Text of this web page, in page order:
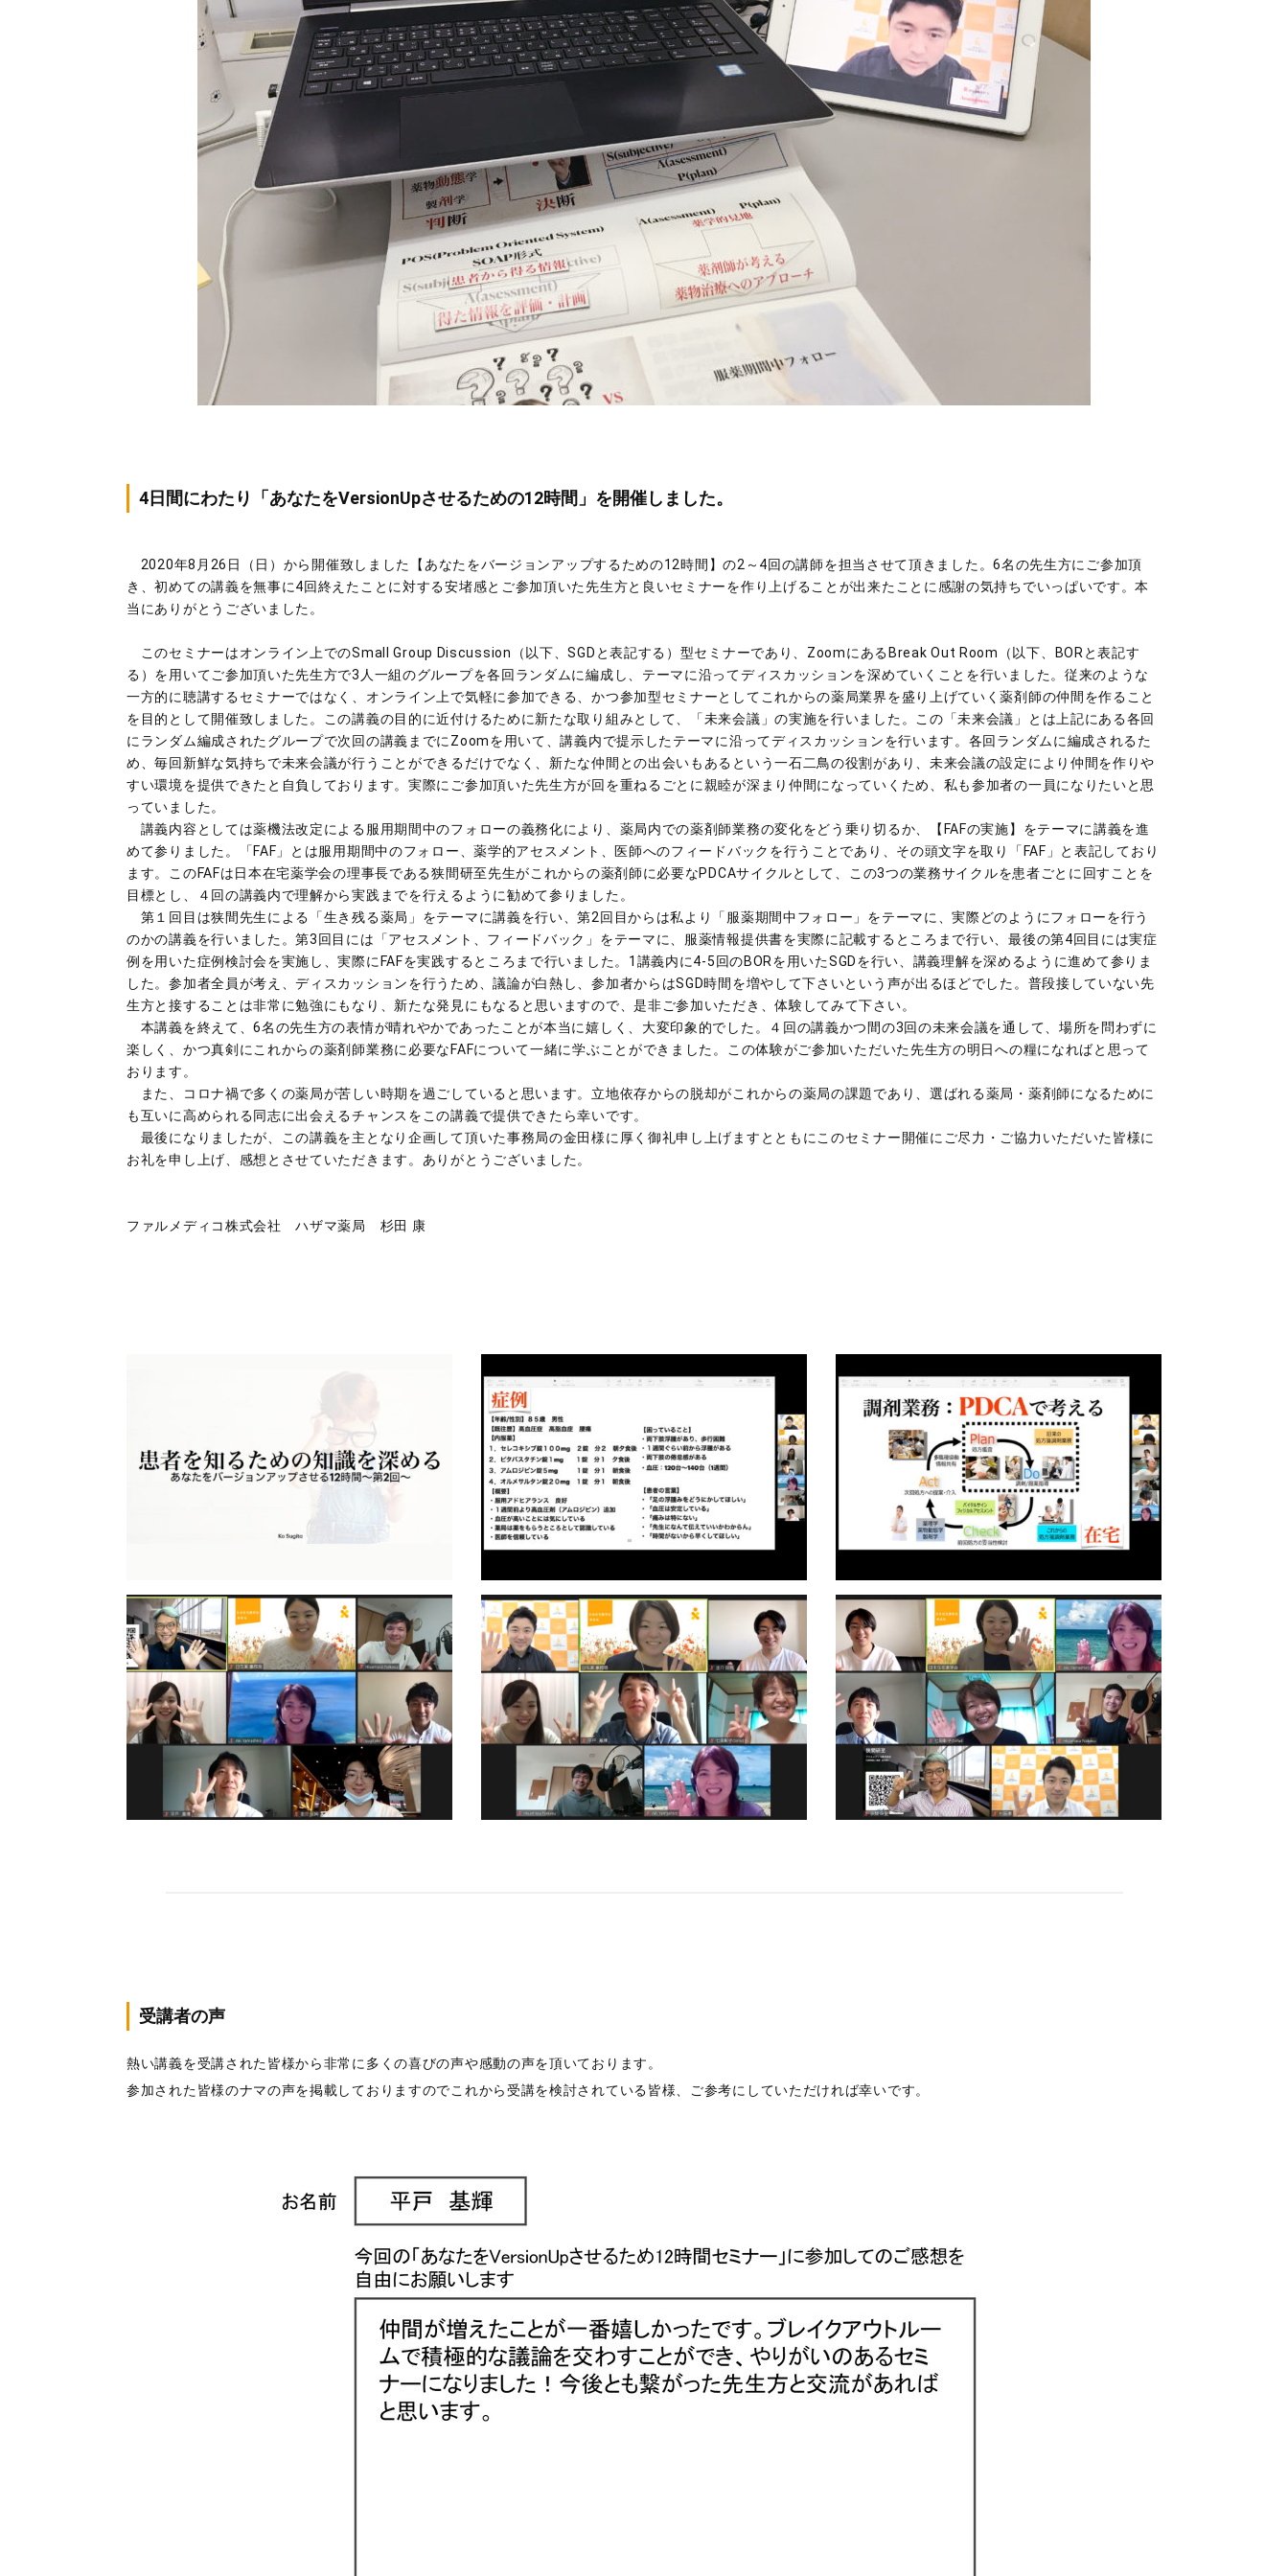
4日間にわたり「あなたをVersionUpさせるための12時間」を開催しました。
2020年8月26日（日）から開催致しました【あなたをバージョンアップするための12時間】の2～4回の講師を担当させて頂きました。6名の先生方にご参加頂
き、初めての講義を無事に4回終えたことに対する安堵感とご参加頂いた先生方と良いセミナーを作り上げることが出来たことに感謝の気持ちでいっぱいです。本
当にありがとうございました。
このセミナーはオンライン上でのSmall Group Discussion（以下、SGDと表記する）型セミナーであり、ZoomにあるBreak Out Room（以下、BORと表記す
る）を用いてご参加頂いた先生方で3人一組のグループを各回ランダムに編成し、テーマに沿ってディスカッションを深めていくことを行いました。従来のような
一方的に聴講するセミナーではなく、オンライン上で気軽に参加できる、かつ参加型セミナーとしてこれからの薬局業界を盛り上げていく薬剤師の仲間を作ること
を目的として開催致しました。この講義の目的に近付けるために新たな取り組みとして、「未来会議」の実施を行いました。この「未来会議」とは上記にある各回
にランダム編成されたグループで次回の講義までにZoomを用いて、講義内で提示したテーマに沿ってディスカッションを行います。各回ランダムに編成されるた
め、毎回新鮮な気持ちで未来会議が行うことができるだけでなく、新たな仲間との出会いもあるという一石二鳥の役割があり、未来会議の設定により仲間を作りや
すい環境を提供できたと自負しております。実際にご参加頂いた先生方が回を重ねるごとに親睦が深まり仲間になっていくため、私も参加者の一員になりたいと思
っていました。
講義内容としては薬機法改定による服用期間中のフォローの義務化により、薬局内での薬剤師業務の変化をどう乗り切るか、【FAFの実施】をテーマに講義を進
めて参りました。「FAF」とは服用期間中のフォロー、薬学的アセスメント、医師へのフィードバックを行うことであり、その頭文字を取り「FAF」と表記しており
ます。このFAFは日本在宅薬学会の理事長である狭間研至先生がこれからの薬剤師に必要なPDCAサイクルとして、この3つの業務サイクルを患者ごとに回すことを
目標とし、４回の講義内で理解から実践までを行えるように勧めて参りました。
第１回目は狭間先生による「生き残る薬局」をテーマに講義を行い、第2回目からは私より「服薬期間中フォロー」をテーマに、実際どのようにフォローを行う
のかの講義を行いました。第3回目には「アセスメント、フィードバック」をテーマに、服薬情報提供書を実際に記載するところまで行い、最後の第4回目には実症
例を用いた症例検討会を実施し、実際にFAFを実践するところまで行いました。1講義内に4-5回のBORを用いたSGDを行い、講義理解を深めるように進めて参りま
した。参加者全員が考え、ディスカッションを行うため、議論が白熱し、参加者からはSGD時間を増やして下さいという声が出るほどでした。普段接していない先
生方と接することは非常に勉強にもなり、新たな発見にもなると思いますので、是非ご参加いただき、体験してみて下さい。
本講義を終えて、6名の先生方の表情が晴れやかであったことが本当に嬉しく、大変印象的でした。４回の講義かつ間の3回の未来会議を通して、場所を問わずに
楽しく、かつ真剣にこれからの薬剤師業務に必要なFAFについて一緒に学ぶことができました。この体験がご参加いただいた先生方の明日への糧になればと思って
おります。
また、コロナ禍で多くの薬局が苦しい時期を過ごしていると思います。立地依存からの脱却がこれからの薬局の課題であり、選ばれる薬局・薬剤師になるために
も互いに高められる同志に出会えるチャンスをこの講義で提供できたら幸いです。
最後になりましたが、この講義を主となり企画して頂いた事務局の金田様に厚く御礼申し上げますとともにこのセミナー開催にご尽力・ご協力いただいた皆様に
お礼を申し上げ、感想とさせていただきます。ありがとうございました。
ファルメディコ株式会社 ハザマ薬局 杉田 康
受講者の声
熱い講義を受講された皆様から非常に多くの喜びの声や感動の声を頂いております。
参加された皆様のナマの声を掲載しておりますのでこれから受講を検討されている皆様、ご参考にしていただければ幸いです。